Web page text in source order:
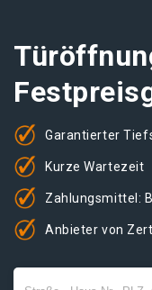
Garantierter
Kurze Wartezeit
Zahlungsmittel:
Anbieter von